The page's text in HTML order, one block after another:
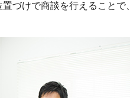
づけで商談を行えること